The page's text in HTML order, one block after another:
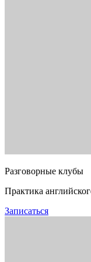
Разговорные клубы
Практика
Записаться